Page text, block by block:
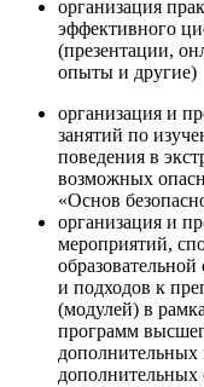
организация
эффективного
(презентации,
опыты и другие)
организация и
занятий по
поведения в
возможных
«Основ
организация и
мероприятий,
и подходов к
(модулей) в
программ
дополнительных